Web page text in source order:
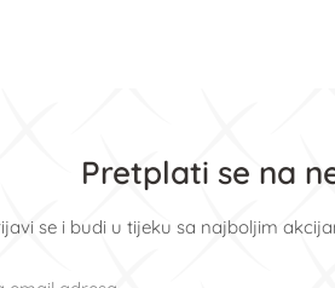
Pretplati se na
se i budi u tijeku sa najboljim